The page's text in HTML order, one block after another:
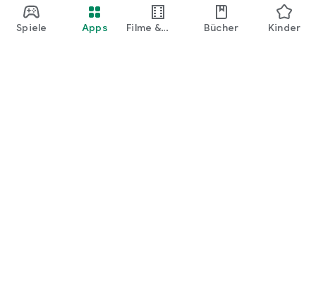
Spiele Apps
Filme &
Bücher Kinder